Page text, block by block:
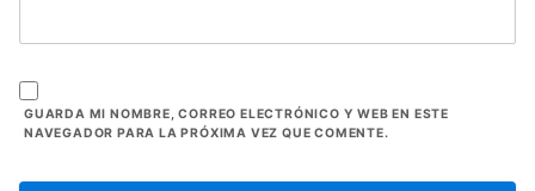
GUARDA MI NOMBRE, CORREO ELECTRÓNICO Y WEB EN ESTE
NAVEGADOR PARA LA PRÓXIMA VEZ QUE COMENTE.